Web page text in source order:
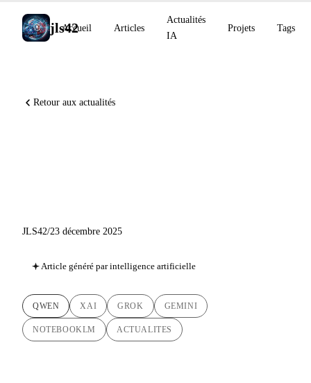
jls42
Accueil Articles
Actualités
IA
Projets Tags
Retour aux actualités
JLS42/23 décembre 2025
Article généré par intelligence artificielle
QWEN XAI GROK GEMINI
NOTEBOOKLM ACTUALITES